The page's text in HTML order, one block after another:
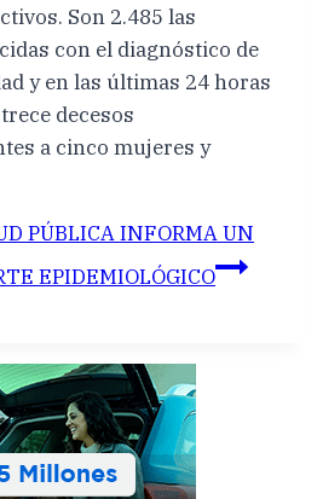
Son 2.485 las
con el diagnóstico de
y en las últimas 24 horas
decesos
a cinco mujeres y
PÚBLICA INFORMA UN
EPIDEMIOLÓGICO